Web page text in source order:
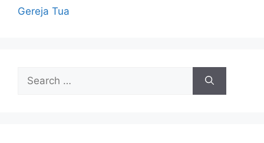
Gereja Tua
Search
for: